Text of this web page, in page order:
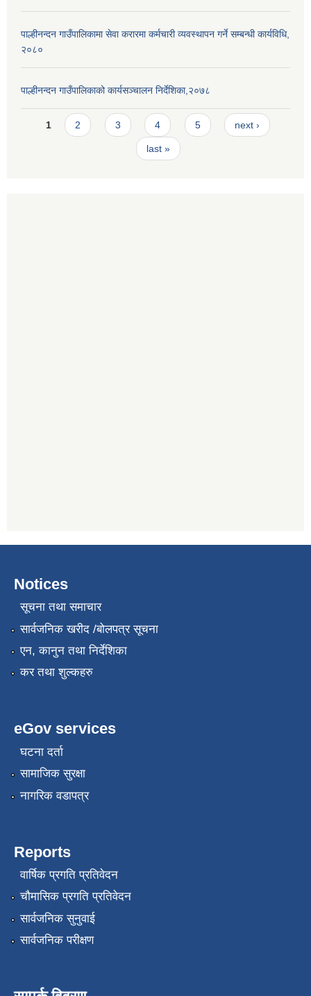
पाल्हीनन्दन गाउँपालिकामा सेवा करारमा कर्मचारी व्यवस्थापन गर्ने सम्बन्धी कार्यविधि,
२०८०
पाल्हीनन्दन गाउँपालिकाको कार्यसञ्चालन निर्देशिका,२०७८
Pages
1 2 3 4 5 next ›
last »
Notices
सूचना तथा समाचार
सार्वजनिक खरीद /बोलपत्र सूचना
एन, कानुन तथा निर्देशिका
कर तथा शुल्कहरु
eGov services
घटना दर्ता
सामाजिक सुरक्षा
नागरिक वडापत्र
Reports
वार्षिक प्रगति प्रतिवेदन
चौमासिक प्रगति प्रतिवेदन
सार्वजनिक सुनुवाई
सार्वजनिक परीक्षण